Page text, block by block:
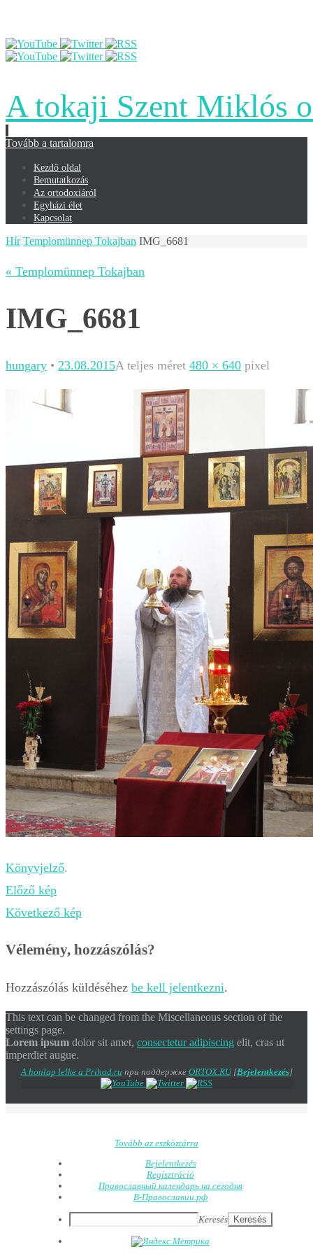
A tokaji Szent Miklós
Tovább a tartalomra
Kezdő oldal
Bemutatkozás
Az ortodoxiáról
Egyházi élet
Kapcsolat
Hír Templomünnep Tokajban IMG_6681
« Templomünnep Tokajban
IMG_6681
hungary • 23.08.2015A teljes méret 480 × 640 pixel
Könyvjelző.
Előző kép
Következő kép
Vélemény, hozzászólás?
Hozzászólás küldéséhez be kell jelentkezni.
This text can be changed from the Miscellaneous section of the
settings page.
Lorem ipsum dolor sit amet, consectetur adipiscing elit, cras ut
imperdiet augue.
A honlap lelke a Prihod.ru при поддержке ORTOX.RU[Bejelentkezés]
Tovább az eszköztárra
Bejelentkezés
Regisztráció
Православный календарь на сегодня
В-Православии.рф
Keresés